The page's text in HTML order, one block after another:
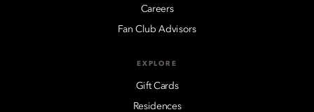
Careers
Fan Club Advisors
EXPLORE
Gift Cards
Residences